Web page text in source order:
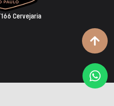
Cervejaria